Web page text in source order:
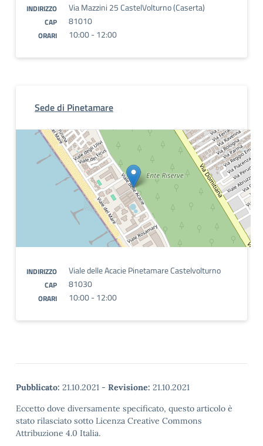
INDIRIZZO Via Mazzini 25 CastelVolturno (Caserta)
CAP 81010
ORARI 10:00 - 12:00
Sede di Pinetamare
INDIRIZZO Viale delle Acacie Pinetamare Castelvolturno
CAP 81030
ORARI 10:00 - 12:00
Pubblicato: 21.10.2021 - Revisione: 21.10.2021
Eccetto dove diversamente specificato, questo articolo è
stato rilasciato sotto Licenza Creative Commons
Attribuzione 4.0 Italia.